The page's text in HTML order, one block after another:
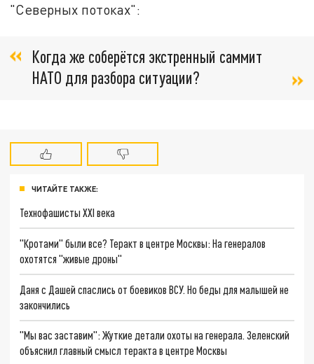
"Северных потоках":
Когда же соберётся экстренный саммит
НАТО для разбора ситуации?
ЧИТАЙТЕ ТАКЖЕ:
Технофашисты XXI века
"Кротами" были все? Теракт в центре Москвы: На генералов
охотятся "живые дроны"
Даня с Дашей спаслись от боевиков ВСУ. Но беды для малышей не
закончились
"Мы вас заставим": Жуткие детали охоты на генерала. Зеленский
объяснил главный смысл теракта в центре Москвы